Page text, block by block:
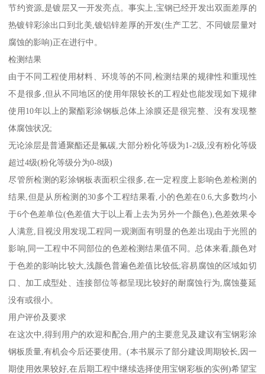
节约资源,是镀层又一开发亮点。事实上,宝钢已经开发出双面差厚的
热镀锌彩涂出口到北美,镀铝锌差厚的开发(生产工艺、不同镀层量对
腐蚀的影响)正在进行中。
检测结果
由于不同工程使用材料、环境等的不同,检测结果的规律性和重现性
不是很多,但从不同地区的使用年限较长的工程处也能发现如下规律
使用10年以上的聚酯彩涂钢板总体上涂膜还是很完整、没有发现整
体腐蚀状况;
无论涂层是普通聚酯还是氟碳,大部分粉化等级为1-2级,没有粉化等级
超过4级(粉化等级分为0-8级)
尽管所检测的彩涂钢板表面积尘很多,在一定程度上影响色差检测的
结果,但是从所检测的30多个工程结果看,小的色差在0.6,大多数均小
于6个色差单位(色差值大于以上看上去为另外一个颜色),色差效果令
人满意,目视没用发现工程同一观测面有明显的色差出现由于光照的
影响,同一工程中不同部位的色差检测结果值不同。总体来看,颜色对
于色差的影响比较大,浅颜色普遍色差值比较低;容易腐蚀的区域如切
口、加工成型处、连接部位等都呈现比较好的耐腐蚀行为,腐蚀蔓延
没有或很小。
用户评价及要求
在这次中,得到用户的欢迎和配合,用户的主要意见及建议有宝钢彩涂
钢板质量,有机会今后还要使用。(本书展示了部分建设周期较长,因一
期使用效果较好,在后期工程中继续选择使用宝钢彩板的实例)希望宝